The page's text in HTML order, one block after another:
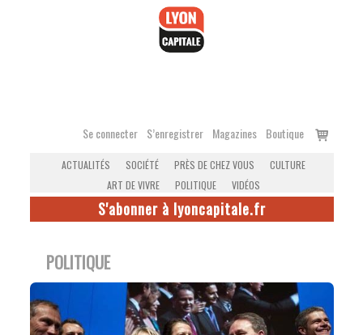
Se connecter S’enregistrer Magazines Boutique
Voir
ACTUALITÉS SOCIÉTÉ PRÈS DE CHEZ VOUS
CULTURE
ART DE VIVRE
POLITIQUE VIDÉOS
S'abonner à lyoncapitale.fr
POLITIQUE